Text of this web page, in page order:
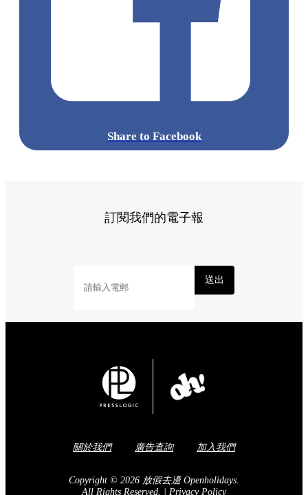
Share to Facebook
訂閱我們的電子報
送出
關於我們 廣告查詢 加入我們
Copyright © 2026 放假去邊 Openholidays.
All Rights Reserved.
Privacy Policy